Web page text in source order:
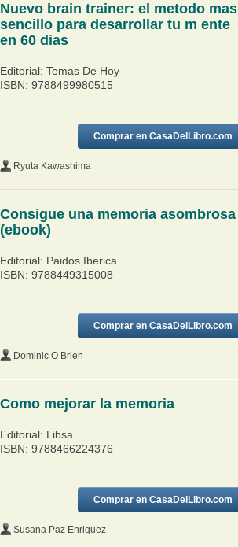
Nuevo brain trainer: el metodo mas
sencillo para desarrollar tu m ente
en 60 dias
Editorial: Temas De Hoy
ISBN: 9788499980515
Comprar en CasaDelLibro.com
Ryuta Kawashima
Consigue una memoria asombrosa
(ebook)
Editorial: Paidos Iberica
ISBN: 9788449315008
Comprar en CasaDelLibro.com
Dominic O Brien
Como mejorar la memoria
Editorial: Libsa
ISBN: 9788466224376
Comprar en CasaDelLibro.com
Susana Paz Enriquez